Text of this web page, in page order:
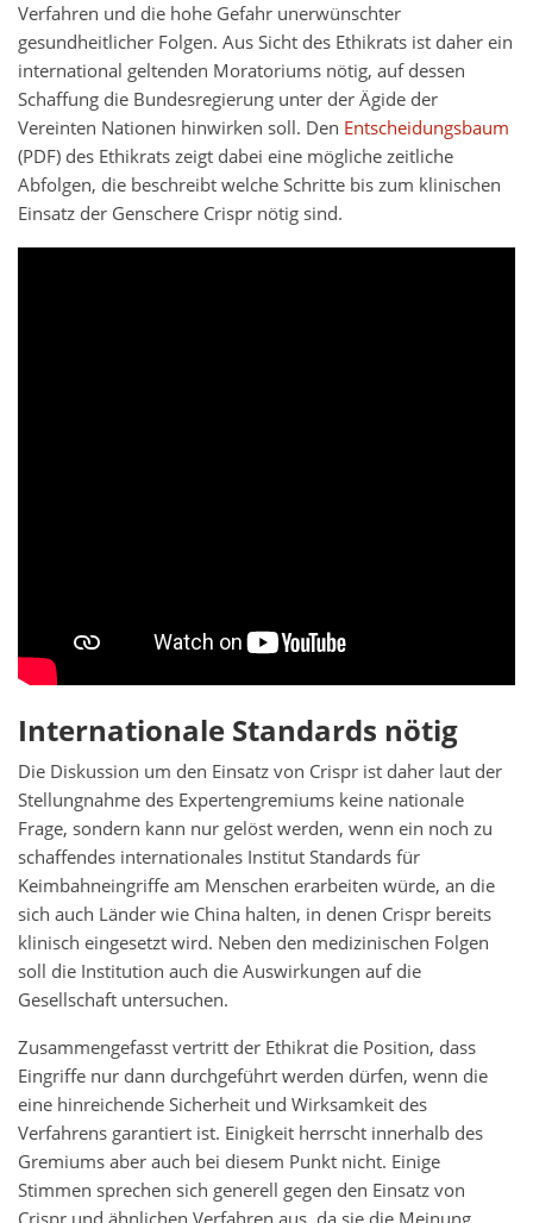
Verfahren und die hohe Gefahr unerwünschter
gesundheitlicher Folgen. Aus Sicht des Ethikrats ist daher ein
international geltenden Moratoriums nötig, auf dessen
Schaffung die Bundesregierung unter der Ägide der
Vereinten Nationen hinwirken soll. Den Entscheidungsbaum
(PDF) des Ethikrats zeigt dabei eine mögliche zeitliche
Abfolgen, die beschreibt welche Schritte bis zum klinischen
Einsatz der Genschere Crispr nötig sind.
Internationale Standards nötig
Die Diskussion um den Einsatz von Crispr ist daher laut der
Stellungnahme des Expertengremiums keine nationale
Frage, sondern kann nur gelöst werden, wenn ein noch zu
schaffendes internationales Institut Standards für
Keimbahneingriffe am Menschen erarbeiten würde, an die
sich auch Länder wie China halten, in denen Crispr bereits
klinisch eingesetzt wird. Neben den medizinischen Folgen
soll die Institution auch die Auswirkungen auf die
Gesellschaft untersuchen.
Zusammengefasst vertritt der Ethikrat die Position, dass
Eingriffe nur dann durchgeführt werden dürfen, wenn die
eine hinreichende Sicherheit und Wirksamkeit des
Verfahrens garantiert ist. Einigkeit herrscht innerhalb des
Gremiums aber auch bei diesem Punkt nicht. Einige
Stimmen sprechen sich generell gegen den Einsatz von